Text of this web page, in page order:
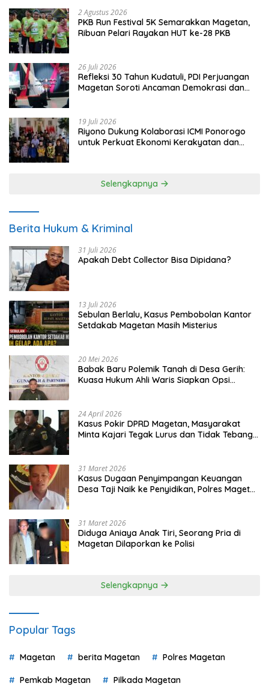
2 Agustus 2026
PKB Run Festival 5K Semarakkan Magetan,
Ribuan Pelari Rayakan HUT ke-28 PKB
26 Juli 2026
Refleksi 30 Tahun Kudatuli, PDI Perjuangan
Magetan Soroti Ancaman Demokrasi dan
19 Juli 2026
Riyono Dukung Kolaborasi ICMI Ponorogo
untuk Perkuat Ekonomi Kerakyatan dan
Selengkapnya
Berita Hukum & Kriminal
31 Juli 2026
Apakah Debt Collector Bisa Dipidana?
13 Juli 2026
Sebulan Berlalu, Kasus Pembobolan Kantor
Setdakab Magetan Masih Misterius
20 Mei 2026
Babak Baru Polemik Tanah di Desa Gerih:
Kuasa Hukum Ahli Waris Siapkan Opsi
24 April 2026
Kasus Pokir DPRD Magetan, Masyarakat
Minta Kajari Tegak Lurus dan Tidak Tebang
31 Maret 2026
Kasus Dugaan Penyimpangan Keuangan
Desa Taji Naik ke Penyidikan, Polres Magetan
31 Maret 2026
Diduga Aniaya Anak Tiri, Seorang Pria di
Magetan Dilaporkan ke Polisi
Selengkapnya
Popular Tags
Magetan berita Magetan Polres Magetan
Pemkab Magetan Pilkada Magetan